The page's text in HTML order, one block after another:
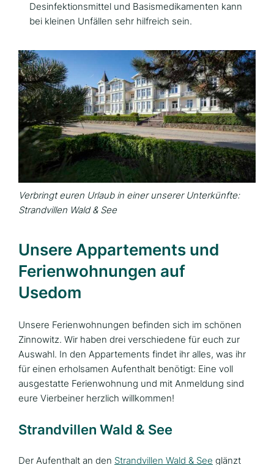
Desinfektionsmittel und Basismedikamenten kann
bei kleinen Unfällen sehr hilfreich sein.
Verbringt euren Urlaub in einer unserer Unterkünfte:
Strandvillen Wald & See
Unsere Appartements und
Ferienwohnungen auf
Usedom
Unsere Ferienwohnungen befinden sich im schönen
Zinnowitz. Wir haben drei verschiedene für euch zur
Auswahl. In den Appartements findet ihr alles, was ihr
für einen erholsamen Aufenthalt benötigt: Eine voll
ausgestatte Ferienwohnung und mit Anmeldung sind
eure Vierbeiner herzlich willkommen!
Strandvillen Wald & See
Der Aufenthalt an den Strandvillen Wald & See glänzt